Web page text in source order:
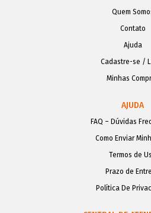
Quem
Contato
Ajuda
Cadastre-se /
Minhas
AJUDA
FAQ – Dúvidas
Como Enviar
Termos de
Prazo de
Política De